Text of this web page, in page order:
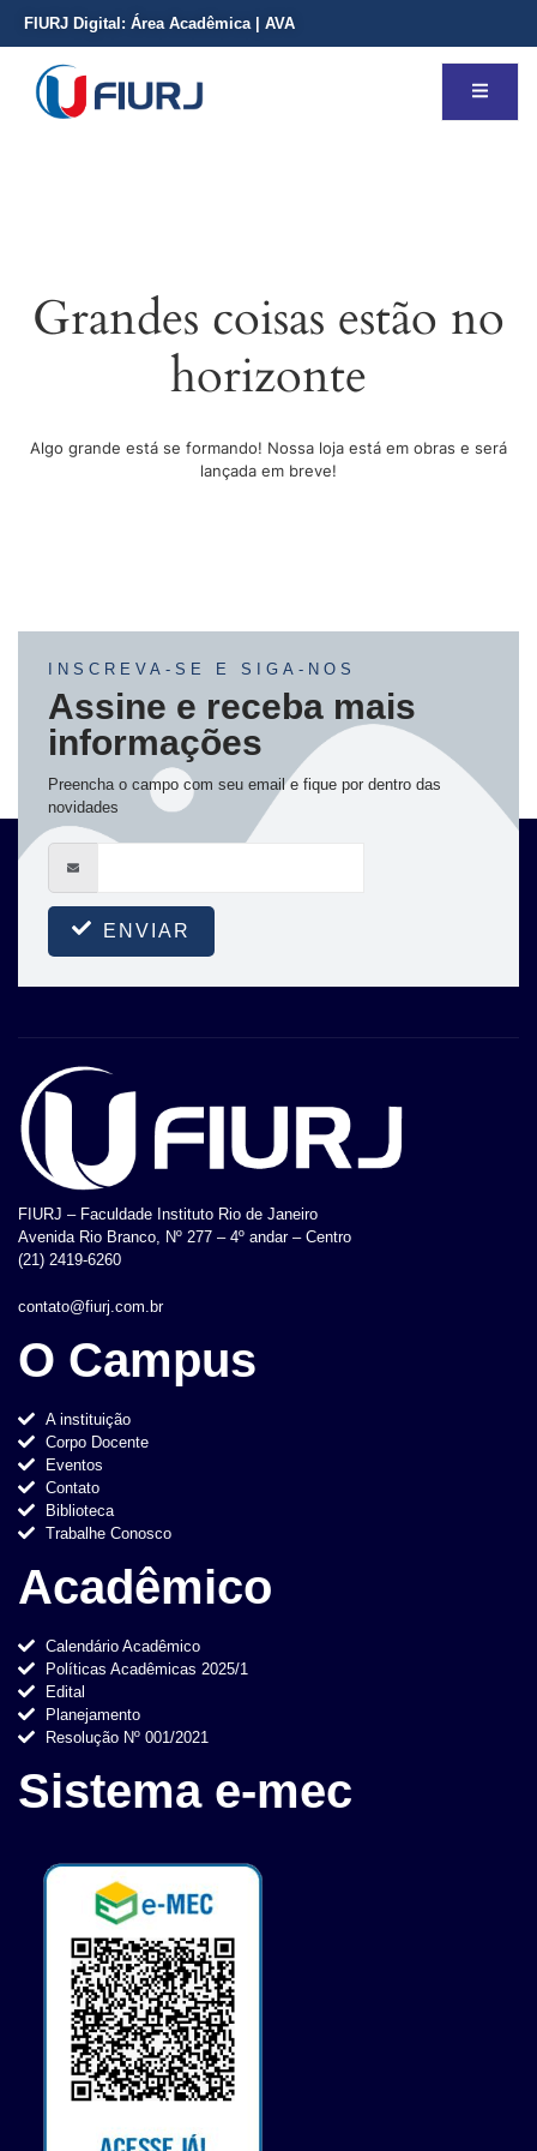
FIURJ Digital: Área Acadêmica AVA
Grandes coisas estão no
horizonte
Algo grande está se formando! Nossa loja está em obras e será
lançada em breve!
INSCREVA-SE E SIGA-NOS
Assine e receba mais
informações
Preencha o campo com seu email e fique por dentro das
novidades
ENVIAR
FIURJ – Faculdade Instituto Rio de Janeiro
Avenida Rio Branco, Nº 277 – 4º andar – Centro
(21) 2419-6260
contato@fiurj.com.br
O Campus
A instituição
Corpo Docente
Eventos
Contato
Biblioteca
Trabalhe Conosco
Acadêmico
Calendário Acadêmico
Políticas Acadêmicas 2025/1
Edital
Planejamento
Resolução Nº 001/2021
Sistema e-mec